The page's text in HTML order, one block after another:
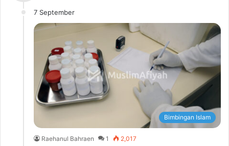
7 September
Bimbingan Islam
Raehanul Bahraen 1 2,017